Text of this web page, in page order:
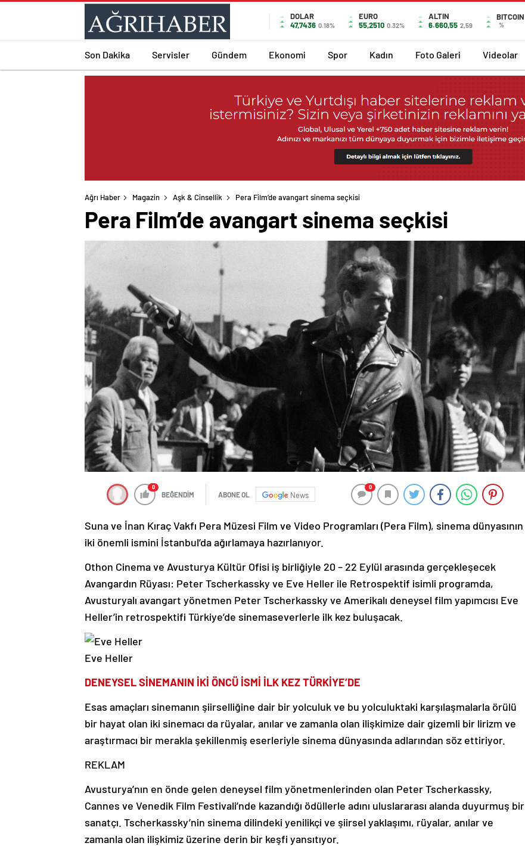
DOLAR
47,7436 0.18%
EURO
55,2510 0.32%
ALTIN
6.660,55 2,59
BITCOIN
%
Son Dakika Servisler Gündem Ekonomi Spor Kadın Foto Galeri Videolar
Ağrı Haber Magazin Aşk & Cinsellik Pera Film’de avangart sinema seçkisi
Pera Film’de avangart sinema seçkisi
0
BEĞENDİM ABONE OL News
0
Suna ve İnan Kıraç Vakfı Pera Müzesi Film ve Video Programları (Pera Film), sinema dünyasının
iki önemli ismini İstanbul’da ağırlamaya hazırlanıyor.
Othon Cinema ve Avusturya Kültür Ofisi iş birliğiyle 20 – 22 Eylül arasında gerçekleşecek
Avangardın Rüyası: Peter Tscherkassky ve Eve Heller ile Retrospektif isimli programda,
Avusturyalı avangart yönetmen Peter Tscherkassky ve Amerikalı deneysel film yapımcısı Eve
Heller’in retrospektifi Türkiye’de sinemaseverlerle ilk kez buluşacak.
Eve Heller
DENEYSEL SİNEMANIN İKİ ÖNCÜ İSMİ İLK KEZ TÜRKİYE’DE
Esas amaçları sinemanın şiirselliğine dair bir yolculuk ve bu yolculuktaki karşılaşmalarla örülü
bir hayat olan iki sinemacı da rüyalar, anılar ve zamanla olan ilişkimize dair gizemli bir lirizm ve
araştırmacı bir merakla şekillenmiş eserleriyle sinema dünyasında adlarından söz ettiriyor.
REKLAM
Avusturya’nın en önde gelen deneysel film yönetmenlerinden olan Peter Tscherkassky,
Cannes ve Venedik Film Festivali’nde kazandığı ödüllerle adını uluslararası alanda duyurmuş bir
sanatçı. Tscherkassky’nin sinema dilindeki yenilikçi ve şiirsel yaklaşımı, rüyalar, anılar ve
zamanla olan ilişkimiz üzerine derin bir keşfi yansıtıyor.